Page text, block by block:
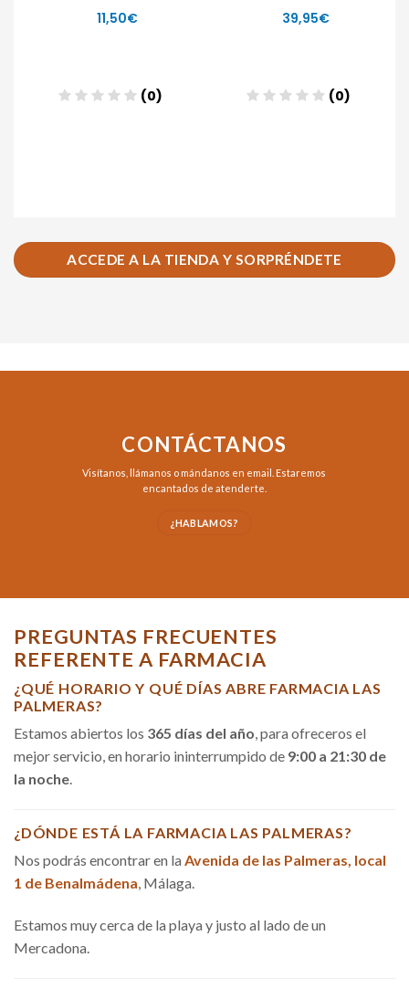
ACCEDE A LA TIENDA Y SORPRÉNDETE
CONTÁCTANOS
Visítanos, llámanos o mándanos en email . Estaremos
encantados de atenderte.
¿HABLAMOS?
PREGUNTAS FRECUENTES
REFERENTE A FARMACIA
¿QUÉ HORARIO Y QUÉ DÍAS ABRE FARMACIA LAS
PALMERAS?
Estamos abiertos los 365 días del año, para ofreceros el
mejor servicio, en horario ininterrumpido de 9:00 a 21:30 de
la noche.
¿DÓNDE ESTÁ LA FARMACIA LAS PALMERAS?
Nos podrás encontrar en la Avenida de las Palmeras, local
1 de Benalmádena, Málaga.
Estamos muy cerca de la playa y justo al lado de un
Mercadona.